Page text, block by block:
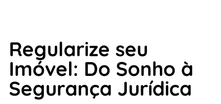
Regularize seu
Imóvel: Do Sonho à
Segurança Jurídica